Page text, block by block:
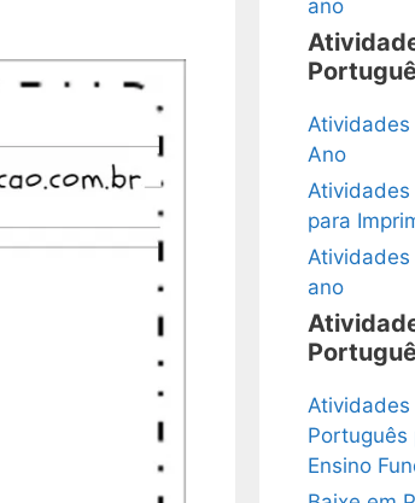
ano
Atividades
Ano
Atividades
para
Atividades
ano
Atividades
Português
Ensino